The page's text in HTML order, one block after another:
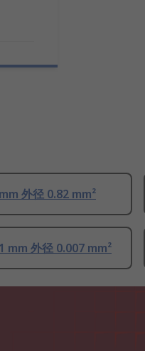
外径 0.82 mm²
mm 外径 0.007 mm²